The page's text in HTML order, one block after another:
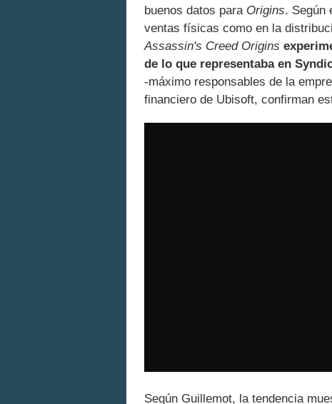
buenos datos para Origins. Según
ventas físicas como en la
Assassin's Creed Origins
de lo que representaba en
-máximo responsables de la
financiero de Ubisoft, confirman
Según Guillemot, la tendencia